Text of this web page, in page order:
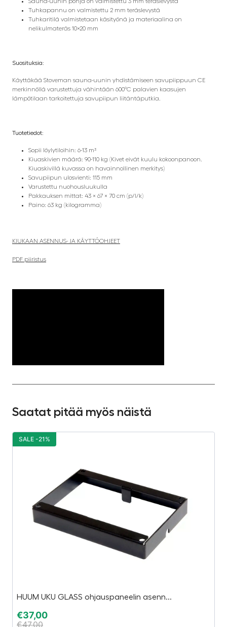
Tuhkapannu on valmistettu 2 mm teräslevystä
Tuhkaritilä valmistetaan käsityönä ja materiaalina on
nelikulmateräs 10×20 mm
Suosituksia:
Käyttäkää Stoveman sauna-uunin yhdistämiseen savupiippuun CE
merkinnöllä varustettuja vähintään 600°C palavien kaasujen
lämpötilaan tarkoitettuja savupiipun liitäntäputkia.
Tuotetiedot:
Sopii löylytiloihin: 6-13 m³
Kiuaskivien määrä: 90-110 kg (Kivet eivät kuulu kokoonpanoon.
Kiuaskivillä kuvassa on havainnollinen merkitys)
Savupiipun ulosvienti: 115 mm
Varustettu nuohousluukulla
Pakkauksen mittat: 43 × 67 × 70 cm (p/l/k)
Paino: 63 kg (kilogramma)
KIUKAAN ASENNUS- JA KÄYTTÖOHJEET
PDF piiristus
Saatat pitää myös näistä
HUUM UKU GLASS ohjauspaneelin asenn...
€37,00
€47,00
SALE -21%